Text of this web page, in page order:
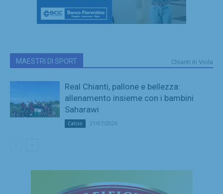
MAESTRI DI SPORT Chianti in Viola
Real Chianti, pallone e bellezza:
allenamento insieme con i bambini
Saharawi
Calcio 21/07/2026